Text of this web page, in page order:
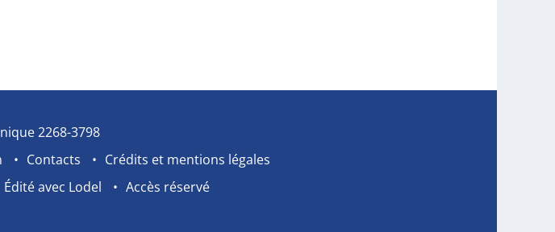
2268-3798
Contacts
Crédits et mentions légales
Édité avec Lodel Accès réservé